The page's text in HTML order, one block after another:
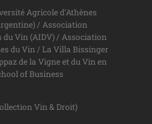
Agricole d’Athènes
/ Association
Vin (AIDV) / Association
du Vin / La Villa Bissinger
de la Vigne et du Vin en
of Business
Vin & Droit)